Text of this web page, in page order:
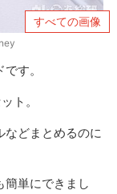
すべての画像
す。
ト。
などまとめるのに
簡単にできまし